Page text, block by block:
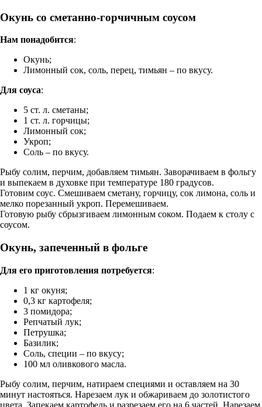
Окунь со сметанно-горчичным соусом
Нам понадобится:
Окунь;
Лимонный сок, соль, перец, тимьян – по вкусу.
Для соуса:
5 ст. л. сметаны;
1 ст. л. горчицы;
Лимонный сок;
Укроп;
Соль – по вкусу.
Рыбу солим, перчим, добавляем тимьян. Заворачиваем в фольгу
и выпекаем в духовке при температуре 180 градусов.
Готовим соус. Смешиваем сметану, горчицу, сок лимона, соль и
мелко порезанный укроп. Перемешиваем.
Готовую рыбу сбрызгиваем лимонным соком. Подаем к столу с
соусом.
Окунь, запеченный в фольге
Для его приготовления потребуется:
1 кг окуня;
0,3 кг картофеля;
3 помидора;
Репчатый лук;
Петрушка;
Базилик;
Соль, специи – по вкусу;
100 мл оливкового масла.
Рыбу солим, перчим, натираем специями и оставляем на 30
минут настояться. Нарезаем лук и обжариваем до золотистого
цвета. Запекаем картофель и разрезаем его на 6 частей. Нарезаем